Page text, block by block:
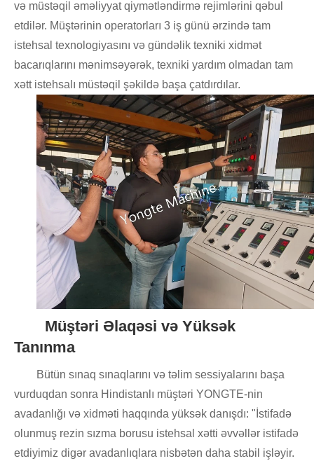
və müstəqil əməliyyat qiymətləndirmə rejimlərini qəbul
etdilər. Müştərinin operatorları 3 iş günü ərzində tam
istehsal texnologiyasını və gündəlik texniki xidmət
bacarıqlarını mənimsəyərək, texniki yardım olmadan tam
xətt istehsalı müstəqil şəkildə başa çatdırdılar.
Müştəri Əlaqəsi və Yüksək
Tanınma
Bütün sınaq sınaqlarını və təlim sessiyalarını başa
vurduqdan sonra Hindistanlı müştəri YONGTE-nin
avadanlığı və xidməti haqqında yüksək danışdı: "İstifadə
olunmuş rezin sızma borusu istehsal xətti əvvəllər istifadə
etdiyimiz digər avadanlıqlara nisbətən daha stabil işləyir.